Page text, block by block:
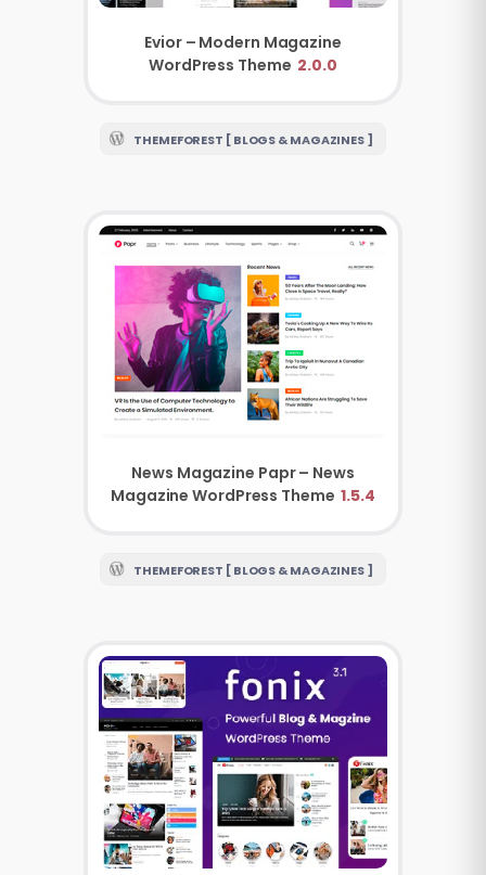
Evior – Modern Magazine
WordPress Theme 2.0.0
THEMEFOREST [ BLOGS & MAGAZINES ]
News Magazine Papr – News
Magazine WordPress Theme 1.5.4
THEMEFOREST [ BLOGS & MAGAZINES ]